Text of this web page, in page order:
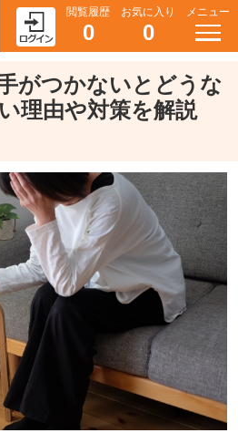
閲覧履歴
0
お気に入り
0
メニュー
がつかないとどうな
理由や対策を解説